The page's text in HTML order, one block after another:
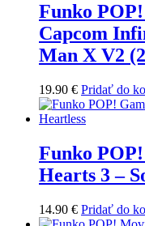
Funko
Capcom
Man X V2
19.90 € Pridať do
Funko
Hearts 3 –
14.90 € Pridať do